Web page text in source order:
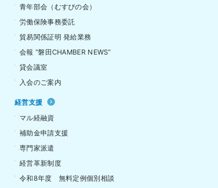
青年部会（むすびの会）
労働保険事務委託
貿易関係証明 発給業務
会報 ”磐田CHAMBER NEWS”
貸会議室
入会のご案内
経営支援
マル経融資
補助金申請支援
専門家派遣
経営革新制度
令和8年度 無料定例個別相談